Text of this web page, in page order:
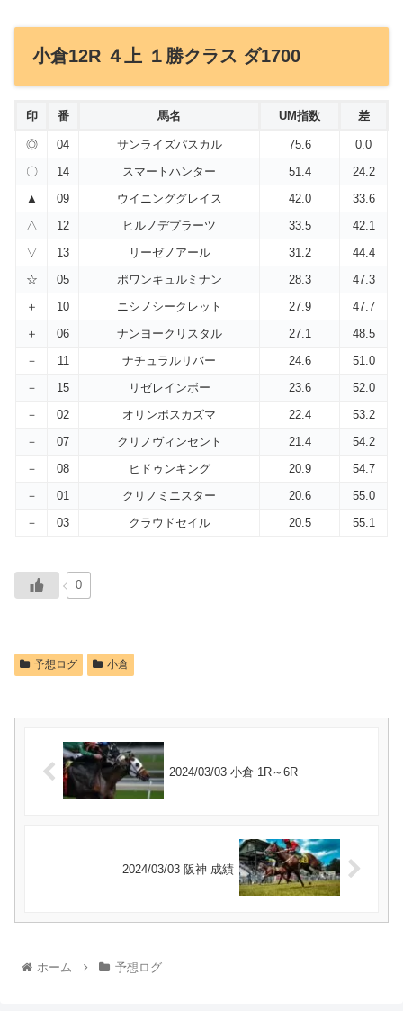
小倉12R ４上 １勝クラス ダ1700
印 番 馬名 UM指数 差
◎ 04 サンライズパスカル 75.6
0.0
〇
14 スマートハンター 51.4
24.2
▲
09 ウイニンググレイス 42.0
33.6
△
12 ヒルノデプラーツ 33.5
42.1
▽
13 リーゼノアール 31.2
44.4
☆
05 ポワンキュルミナン 28.3
47.3
＋
10 ニシノシークレット 27.9
47.7
＋
06 ナンヨークリスタル 27.1
48.5
－
11 ナチュラルリバー 24.6
51.0
－
15 リゼレインボー 23.6
52.0
－
02 オリンポスカズマ 22.4
53.2
－
07 クリノヴィンセント 21.4
54.2
－
08 ヒドゥンキング 20.9
54.7
－
01 クリノミニスター 20.6
55.0
－
03 クラウドセイル 20.5 55.1
0
予想ログ 小倉
2024/03/03 小倉 1R～6R
2024/03/03 阪神 成績
ホーム 予想ログ